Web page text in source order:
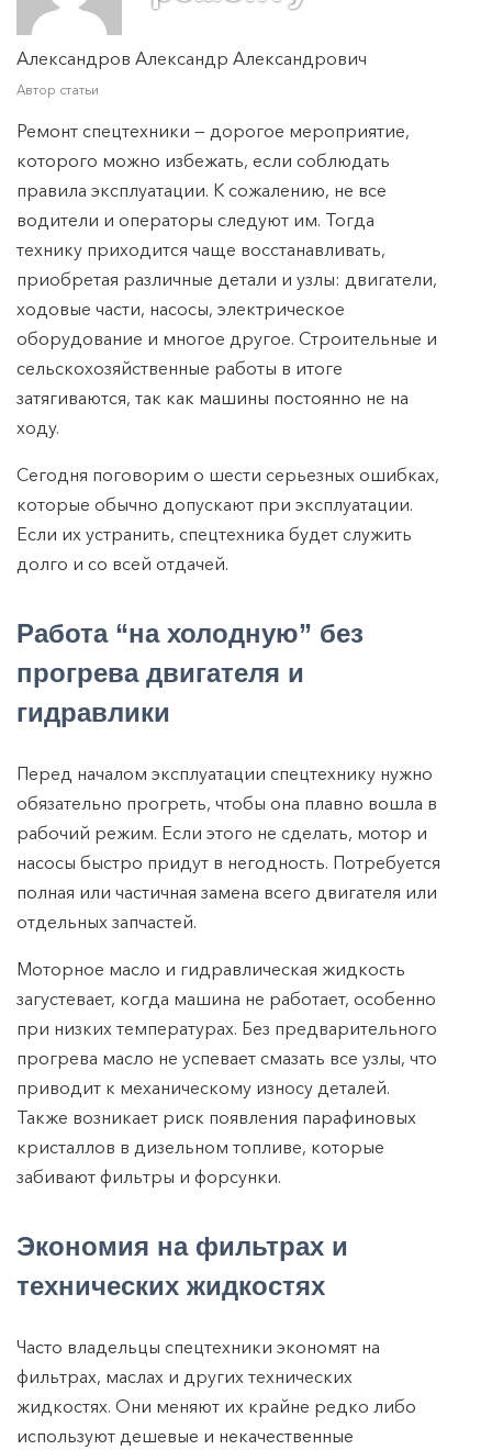
Александров Александр Александрович
Автор статьи
Ремонт спецтехники — дорогое мероприятие,
которого можно избежать, если соблюдать
правила эксплуатации. К сожалению, не все
водители и операторы следуют им. Тогда
технику приходится чаще восстанавливать,
приобретая различные детали и узлы: двигатели,
ходовые части, насосы, электрическое
оборудование и многое другое. Строительные и
сельскохозяйственные работы в итоге
затягиваются, так как машины постоянно не на
ходу.
Сегодня поговорим о шести серьезных ошибках,
которые обычно допускают при эксплуатации.
Если их устранить, спецтехника будет служить
долго и со всей отдачей.
Работа “на холодную” без
прогрева двигателя и
гидравлики
Перед началом эксплуатации спецтехнику нужно
обязательно прогреть, чтобы она плавно вошла в
рабочий режим. Если этого не сделать, мотор и
насосы быстро придут в негодность. Потребуется
полная или частичная замена всего двигателя или
отдельных запчастей.
Моторное масло и гидравлическая жидкость
загустевает, когда машина не работает, особенно
при низких температурах. Без предварительного
прогрева масло не успевает смазать все узлы, что
приводит к механическому износу деталей.
Также возникает риск появления парафиновых
кристаллов в дизельном топливе, которые
забивают фильтры и форсунки.
Экономия на фильтрах и
технических жидкостях
Часто владельцы спецтехники экономят на
фильтрах, маслах и других технических
жидкостях. Они меняют их крайне редко либо
используют дешевые и некачественные